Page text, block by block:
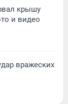
крышу
и видео
вражеских